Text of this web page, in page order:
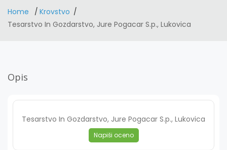
Home
Krovstvo
Tesarstvo In Gozdarstvo, Jure Pogacar S.p., Lukovica
Opis
Tesarstvo In Gozdarstvo, Jure Pogacar S.p., Lukovica
Napiši oceno